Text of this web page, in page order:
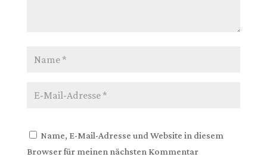
Name, E-Mail-Adresse und Website in diesem
Browser für meinen nächsten Kommentar